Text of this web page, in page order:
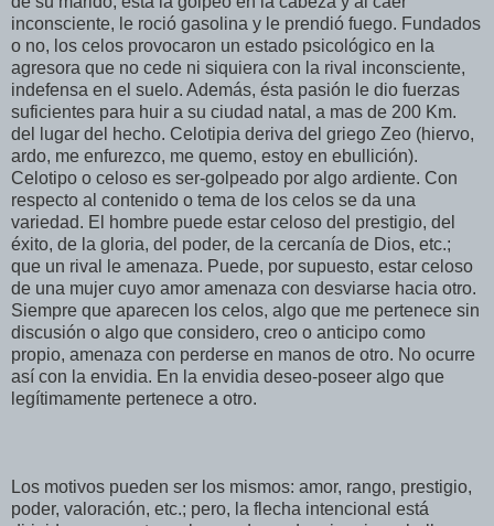
inconsciente, le roció gasolina y le prendió fuego. Fundados
o no, los celos provocaron un estado psicológico en la
agresora que no cede ni siquiera con la rival inconsciente,
indefensa en el suelo. Además, ésta pasión le dio fuerzas
suficientes para huir a su ciudad natal, a mas de 200 Km.
del lugar del hecho. Celotipia deriva del griego Zeo (hiervo,
ardo, me enfurezco, me quemo, estoy en ebullición).
Celotipo o celoso es ser-golpeado por algo ardiente. Con
respecto al contenido o tema de los celos se da una
variedad. El hombre puede estar celoso del prestigio, del
éxito, de la gloria, del poder, de la cercanía de Dios, etc.;
que un rival le amenaza. Puede, por supuesto, estar celoso
de una mujer cuyo amor amenaza con desviarse hacia otro.
Siempre que aparecen los celos, algo que me pertenece sin
discusión o algo que considero, creo o anticipo como
propio, amenaza con perderse en manos de otro. No ocurre
así con la envidia. En la envidia deseo-poseer algo que
legítimamente pertenece a otro.
Los motivos pueden ser los mismos: amor, rango, prestigio,
poder, valoración, etc.; pero, la flecha intencional está